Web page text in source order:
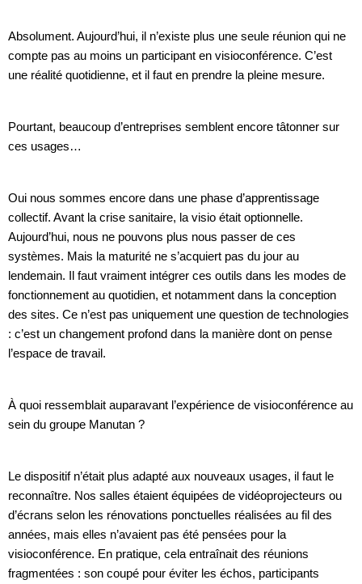
Absolument. Aujourd’hui, il n’existe plus une seule réunion qui ne
compte pas au moins un participant en visioconférence. C’est
une réalité quotidienne, et il faut en prendre la pleine mesure.
Pourtant, beaucoup d’entreprises semblent encore tâtonner sur
ces usages…
Oui nous sommes encore dans une phase d’apprentissage
collectif. Avant la crise sanitaire, la visio était optionnelle.
Aujourd’hui, nous ne pouvons plus nous passer de ces
systèmes. Mais la maturité ne s’acquiert pas du jour au
lendemain. Il faut vraiment intégrer ces outils dans les modes de
fonctionnement au quotidien, et notamment dans la conception
des sites. Ce n’est pas uniquement une question de technologies
: c’est un changement profond dans la manière dont on pense
l’espace de travail.
À quoi ressemblait auparavant l’expérience de visioconférence au
sein du groupe Manutan ?
Le dispositif n’était plus adapté aux nouveaux usages, il faut le
reconnaître. Nos salles étaient équipées de vidéoprojecteurs ou
d’écrans selon les rénovations ponctuelles réalisées au fil des
années, mais elles n’avaient pas été pensées pour la
visioconférence. En pratique, cela entraînait des réunions
fragmentées : son coupé pour éviter les échos, participants